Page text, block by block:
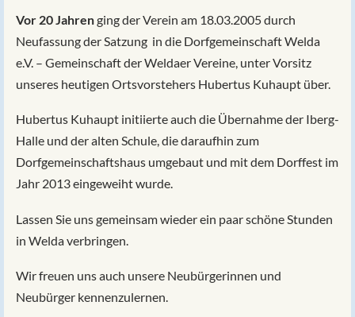
Vor 20 Jahrenging der Verein am 18.03.2005 durch
Neufassung der Satzung in die Dorfgemeinschaft Welda
e.V. – Gemeinschaft der Weldaer Vereine, unter Vorsitz
unseres heutigen Ortsvorstehers Hubertus Kuhaupt über.
Hubertus Kuhaupt initiierte auch die Übernahme der Iberg-
Halle und der alten Schule, die daraufhin zum
Dorfgemeinschaftshaus umgebaut und mit dem Dorffest im
Jahr 2013 eingeweiht wurde.
Lassen Sie uns gemeinsam wieder ein paar schöne Stunden
in Welda verbringen.
Wir freuen uns auch unsere Neubürgerinnen und
Neubürger kennenzulernen.